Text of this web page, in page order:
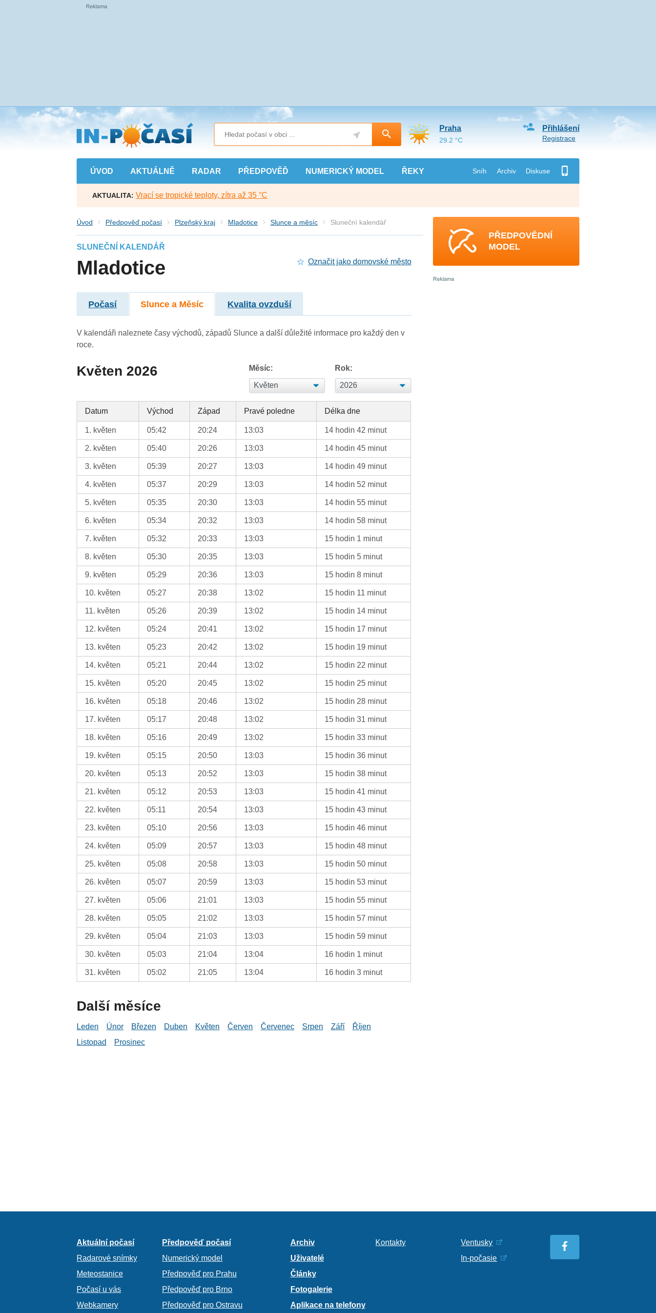
Přejít
na
hlavní
obsah
ÚVOD AKTUÁLNĚ RADAR PŘEDPOVĚĎ NUMERICKÝ MODEL ŘEKY Sníh Archiv Diskuse
Přihlášení
Registrace
Praha
29.2 °C
AKTUALITA: Vrací se tropické teploty, zítra až 35 °C
Úvod Předpověď počasí Plzeňský kraj Mladotice Slunce a měsíc Sluneční kalendář
SLUNEČNÍ KALENDÁŘ
Mladotice Označit jako domovské město
Počasí Slunce a Měsíc Kvalita ovzduší
V kalendáři naleznete časy východů, západů Slunce a další důležité informace pro každý den v
roce.
Květen 2026 Měsíc: Rok:
Datum Východ Západ Pravé poledne Délka dne
1. květen 05:42 20:24 13:03 14 hodin 42 minut
2. květen 05:40 20:26 13:03 14 hodin 45 minut
3. květen 05:39 20:27 13:03 14 hodin 49 minut
4. květen 05:37 20:29 13:03 14 hodin 52 minut
5. květen 05:35 20:30 13:03 14 hodin 55 minut
6. květen 05:34 20:32 13:03 14 hodin 58 minut
7. květen 05:32 20:33 13:03 15 hodin 1 minut
8. květen 05:30 20:35 13:03 15 hodin 5 minut
9. květen 05:29 20:36 13:03 15 hodin 8 minut
10. květen 05:27 20:38 13:02 15 hodin 11 minut
11. květen 05:26 20:39 13:02 15 hodin 14 minut
12. květen 05:24 20:41 13:02 15 hodin 17 minut
13. květen 05:23 20:42 13:02 15 hodin 19 minut
14. květen 05:21 20:44 13:02 15 hodin 22 minut
15. květen 05:20 20:45 13:02 15 hodin 25 minut
16. květen 05:18 20:46 13:02 15 hodin 28 minut
17. květen 05:17 20:48 13:02 15 hodin 31 minut
18. květen 05:16 20:49 13:02 15 hodin 33 minut
19. květen 05:15 20:50 13:03 15 hodin 36 minut
20. květen 05:13 20:52 13:03 15 hodin 38 minut
21. květen 05:12 20:53 13:03 15 hodin 41 minut
22. květen 05:11 20:54 13:03 15 hodin 43 minut
23. květen 05:10 20:56 13:03 15 hodin 46 minut
24. květen 05:09 20:57 13:03 15 hodin 48 minut
25. květen 05:08 20:58 13:03 15 hodin 50 minut
26. květen 05:07 20:59 13:03 15 hodin 53 minut
27. květen 05:06 21:01 13:03 15 hodin 55 minut
28. květen 05:05 21:02 13:03 15 hodin 57 minut
29. květen 05:04 21:03 13:03 15 hodin 59 minut
30. květen 05:03 21:04 13:04 16 hodin 1 minut
31. květen 05:02 21:05 13:04 16 hodin 3 minut
Další měsíce
Leden Únor Březen Duben Květen Červen Červenec Srpen Září
Říjen
Listopad
Prosinec
PŘEDPOVĚDNÍ
MODEL
Aktuální počasí
Radarové snímky
Meteostanice
Počasí u vás
Webkamery
Předpověď počasí
Numerický model
Předpověď pro Prahu
Předpověď pro Brno
Předpověď pro Ostravu
Archiv
Uživatelé
Články
Fotogalerie
Aplikace na telefony
Kontakty
Ventusky
In-počasie